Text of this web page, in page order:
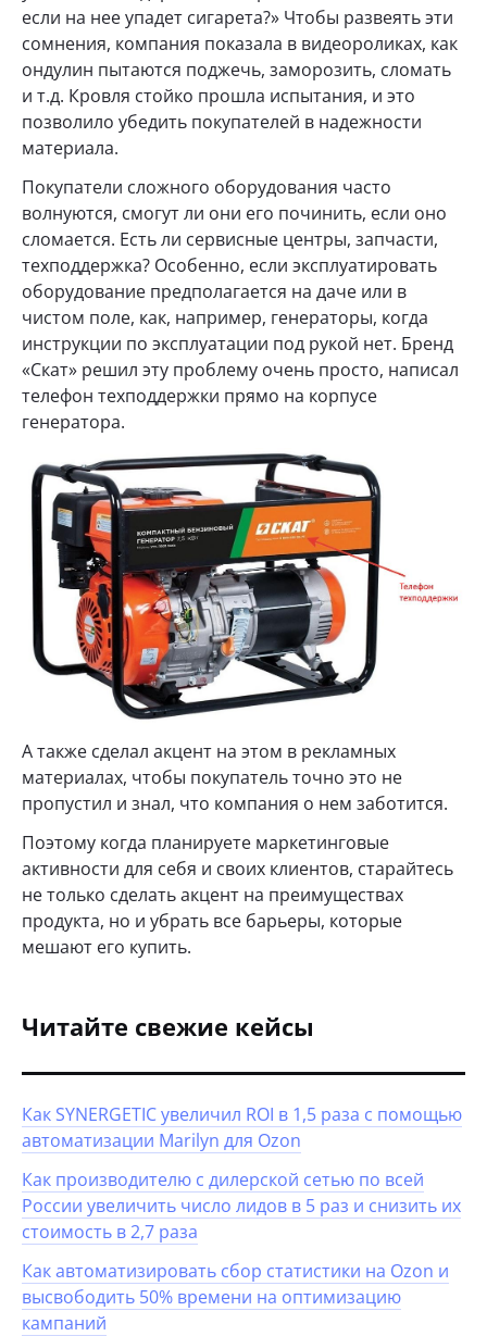
если на нее упадет сигарета?» Чтобы развеять эти
сомнения, компания показала в видеороликах, как
ондулин пытаются поджечь, заморозить, сломать
и т.д. Кровля стойко прошла испытания, и это
позволило убедить покупателей в надежности
материала.
Покупатели сложного оборудования часто
волнуются, смогут ли они его починить, если оно
сломается. Есть ли сервисные центры, запчасти,
техподдержка? Особенно, если эксплуатировать
оборудование предполагается на даче или в
чистом поле, как, например, генераторы, когда
инструкции по эксплуатации под рукой нет. Бренд
«Скат» решил эту проблему очень просто, написал
телефон техподдержки прямо на корпусе
генератора.
А также сделал акцент на этом в рекламных
материалах, чтобы покупатель точно это не
пропустил и знал, что компания о нем заботится.
Поэтому когда планируете маркетинговые
активности для себя и своих клиентов, старайтесь
не только сделать акцент на преимуществах
продукта, но и убрать все барьеры, которые
мешают его купить.
Читайте свежие кейсы
Как SYNERGETIC увеличил ROI в 1,5 раза с помощью
автоматизации Marilyn для Ozon
Как производителю с дилерской сетью по всей
России увеличить число лидов в 5 раз и снизить их
стоимость в 2,7 раза
Как автоматизировать сбор статистики на Ozon и
высвободить 50% времени на оптимизацию
кампаний